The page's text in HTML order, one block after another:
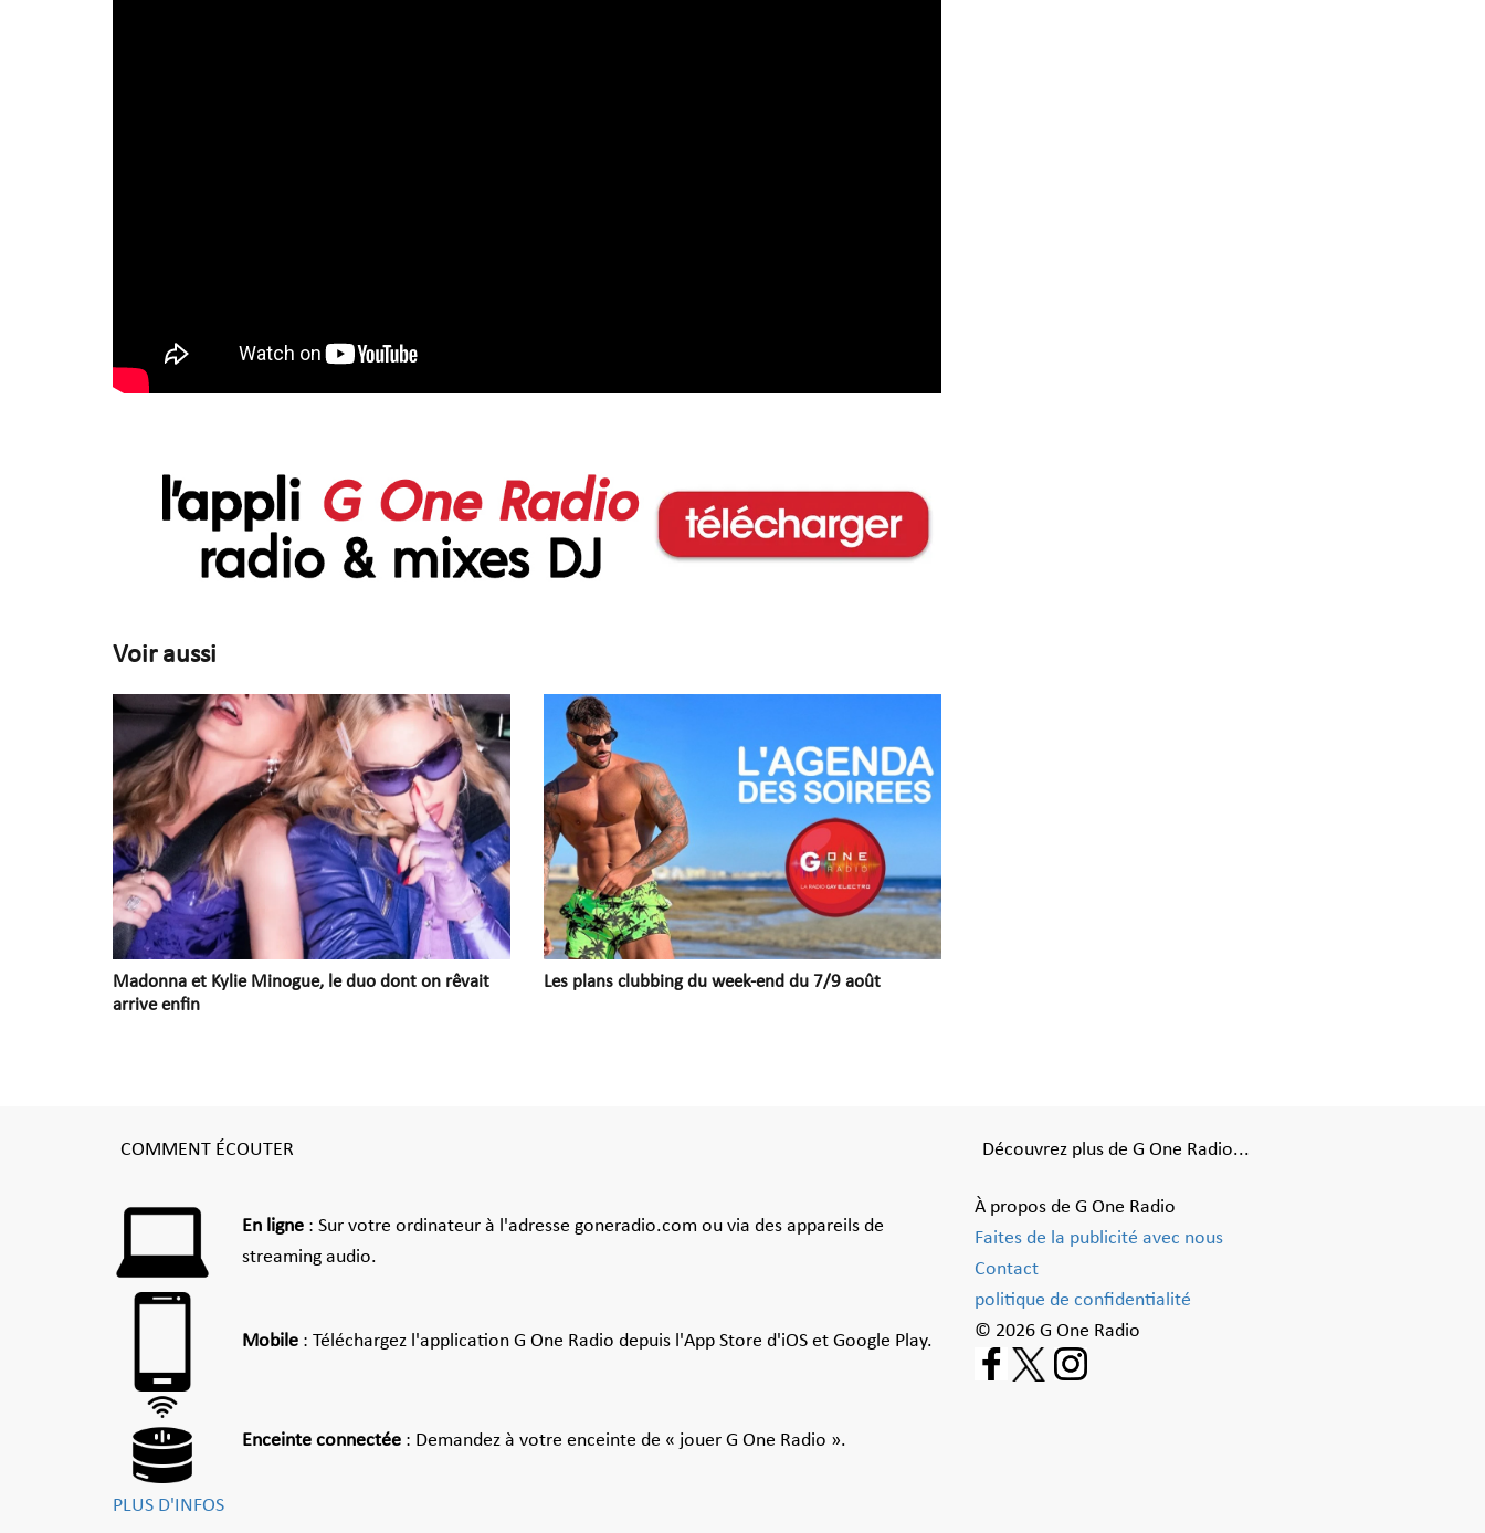
Voir aussi
Madonna et Kylie Minogue, le duo dont on rêvait
arrive enfin
Les plans clubbing du week-end du 7/9 août
COMMENT ÉCOUTER
En ligne : Sur votre ordinateur à l'adresse goneradio.com ou via des appareils de
streaming audio.
Mobile : Téléchargez l'application G One Radio depuis l'App Store d'iOS et Google Play.
Enceinte connectée : Demandez à votre enceinte de « jouer G One Radio ».
PLUS D'INFOS
Découvrez plus de G One Radio...
À propos de G One Radio
Faites de la publicité avec nous
Contact
politique de confidentialité
© 2026 G One Radio